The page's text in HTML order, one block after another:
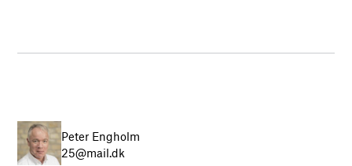
Peter Engholm
25@mail.dk